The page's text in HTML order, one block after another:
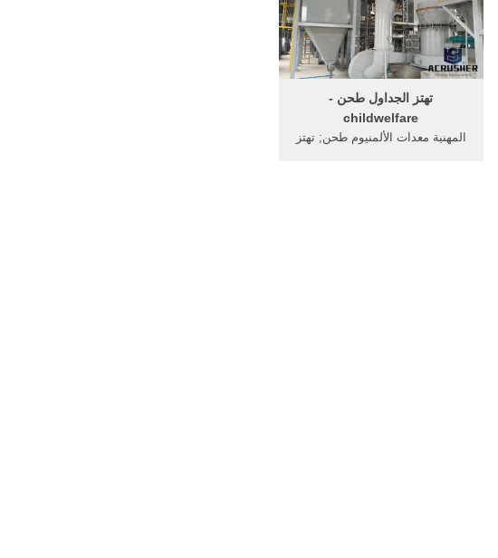
تهتز الجداول طحن -
childwelfare
المهنية معدات الألمنيوم طحن; تهتز